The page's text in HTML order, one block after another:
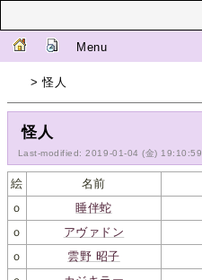
Menu
> 怪人
怪人
Last-modified: 2019-01-04 (金) 19:10:59
絵 名前
ｏ
睡伴蛇
ｏ
アヴァドン
ｏ
雲野 昭子